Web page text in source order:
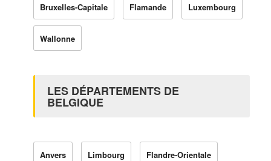
Bruxelles-Capitale Flamande Luxembourg
Wallonne
LES DÉPARTEMENTS DE
BELGIQUE
Anvers Limbourg Flandre-Orientale